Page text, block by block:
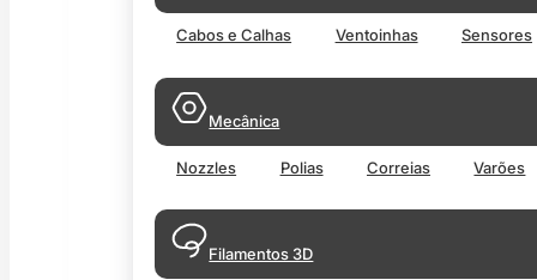
Cabos e Calhas Ventoinhas Sensores
Mecânica
Nozzles Polias Correias Varões
Filamentos 3D